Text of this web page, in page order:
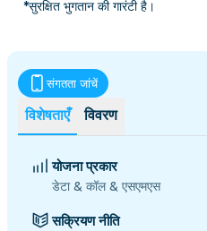
*सुरक्षित भुगतान की गारंटी है।
विशेषताएँ विवरण
संगतता जांचें
योजना प्रकार
डेटा & कॉल & एसएमएस
सक्रियण नीति